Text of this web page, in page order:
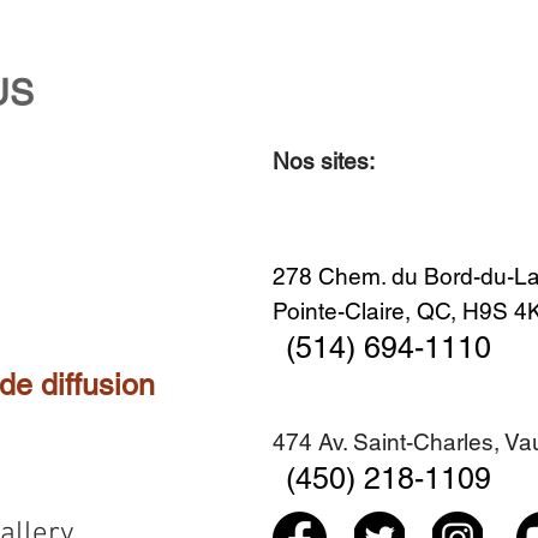
Aperçu rapide
Premier Hiver
Aperçu rapide
Centre-ville no. 18
Aperçu rapide
Sans titre
Aperçu rapide
Diner en famille no. 2
Nos sites:
278 Chem. du Bord-du-
Pointe-Claire, QC, H9S
diffusion
(514) 694-1110
474 Av. Saint-Charles,
(450) 218-1109